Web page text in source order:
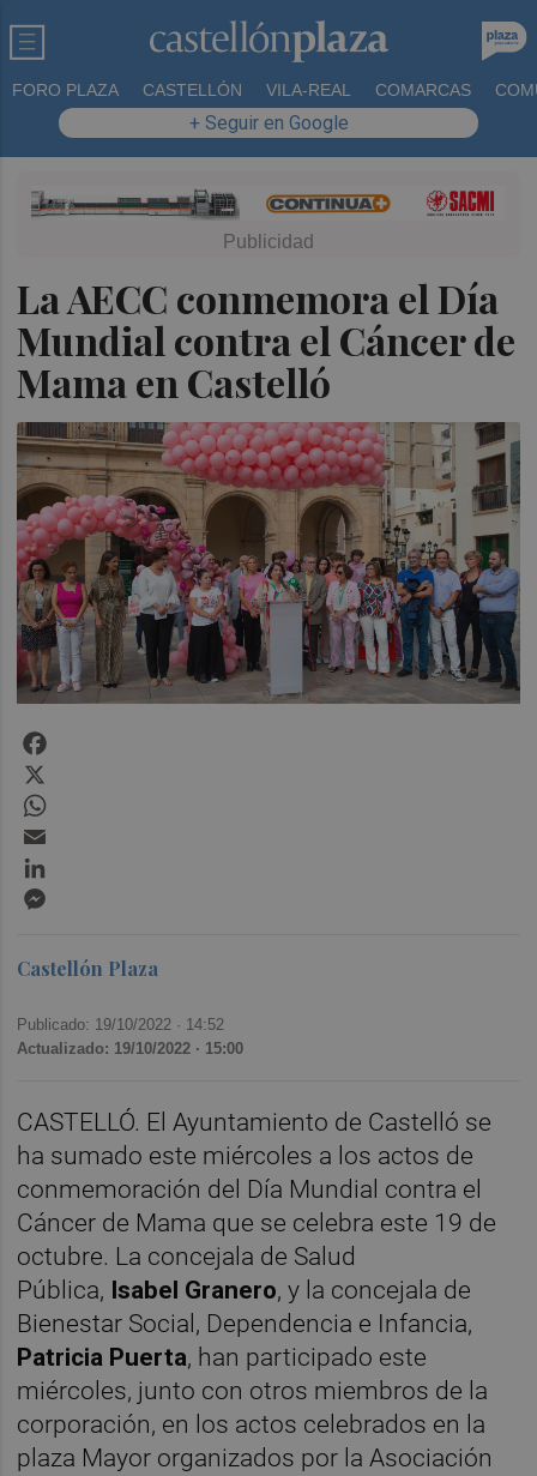
FORO PLAZA CASTELLÓN VILA-REAL COMARCAS
+ Seguir en Google
La AECC conmemora el Día
Mundial contra el Cáncer de
Mama en Castelló
Castellón Plaza
Publicado: 19/10/2022 · 14:52
Actualizado: 19/10/2022 · 15:00
CASTELLÓ. El Ayuntamiento de Castelló se
ha sumado este miércoles a los actos de
conmemoración del Día Mundial contra el
Cáncer de Mama que se celebra este 19 de
octubre. La concejala de Salud
Pública, Isabel Granero, y la concejala de
Bienestar Social, Dependencia e Infancia,
Patricia Puerta, han participado este
miércoles, junto con otros miembros de la
corporación, en los actos celebrados en la
plaza Mayor organizados por la Asociación